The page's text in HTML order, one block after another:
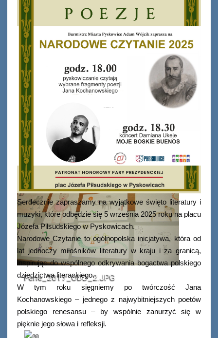
Ferie_2017_ODD_1.JPG
Ferie_2017_ODD_2.JPG
Serdecznie zapraszamy na wyjątkowe święto literatury i
muzyki, które odbędzie się 5 września 2025 roku na placu
Józefa Piłsudskiego w Pyskowicach.
Narodowe Czytanie to ogólnopolska inicjatywa, która od
lat jednoczy miłośników literatury w kraju i za granicą,
inspirując do wspólnego odkrywania bogactwa polskiego
dziedzictwa literackiego.
W tym roku sięgniemy po twórczość Jana
Kochanowskiego – jednego z najwybitniejszych poetów
polskiego renesansu – by wspólnie zanurzyć się w
pięknie jego słowa i refleksji.